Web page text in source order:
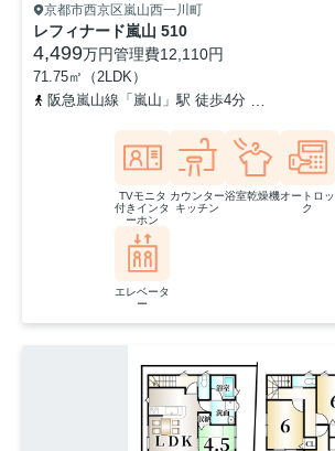
京都市西京区嵐山西一川町
レフィナード嵐山 510
4,499万円管理費12,110円
71.75㎡（2LDK）
阪急嵐山線「嵐山」駅 徒歩4分
TVモニタ
付きインタ
ーホン
カウンター
キッチン
浴室乾燥機オートロッ
ク
エレベータ
ー